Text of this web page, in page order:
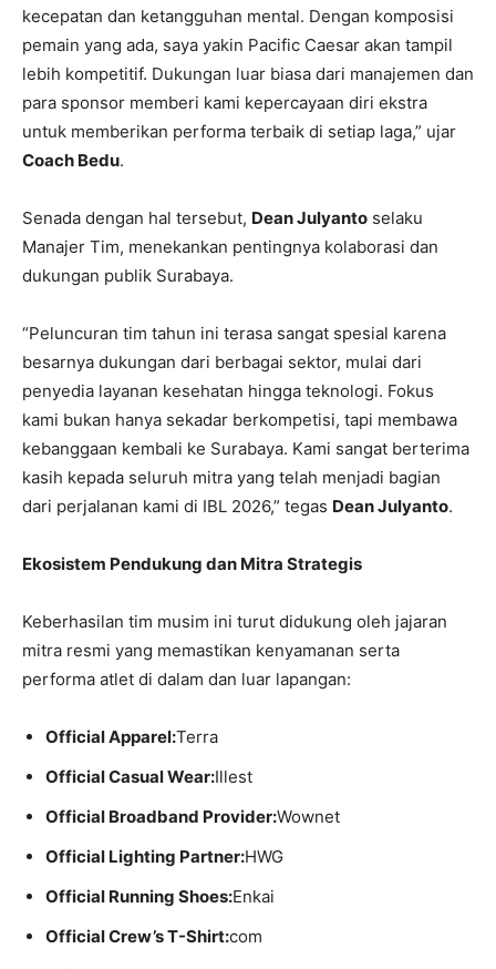
kecepatan dan ketangguhan mental. Dengan komposisi
pemain yang ada, saya yakin Pacific Caesar akan tampil
lebih kompetitif. Dukungan luar biasa dari manajemen dan
para sponsor memberi kami kepercayaan diri ekstra
untuk memberikan performa terbaik di setiap laga,” ujar
Coach Bedu.
Senada dengan hal tersebut, Dean Julyanto selaku
Manajer Tim, menekankan pentingnya kolaborasi dan
dukungan publik Surabaya.
“Peluncuran tim tahun ini terasa sangat spesial karena
besarnya dukungan dari berbagai sektor, mulai dari
penyedia layanan kesehatan hingga teknologi. Fokus
kami bukan hanya sekadar berkompetisi, tapi membawa
kebanggaan kembali ke Surabaya. Kami sangat berterima
kasih kepada seluruh mitra yang telah menjadi bagian
dari perjalanan kami di IBL 2026,” tegas Dean Julyanto.
Ekosistem Pendukung dan Mitra Strategis
Keberhasilan tim musim ini turut didukung oleh jajaran
mitra resmi yang memastikan kenyamanan serta
performa atlet di dalam dan luar lapangan:
Official Apparel:Terra
Official Casual Wear:Illest
Official Broadband Provider:Wownet
Official Lighting Partner:HWG
Official Running Shoes:Enkai
Official Crew’s T-Shirt:com